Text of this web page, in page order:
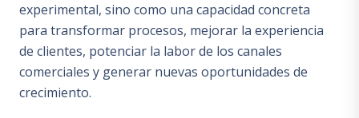
experimental, sino como una capacidad concreta
para transformar procesos, mejorar la experiencia
de clientes, potenciar la labor de los canales
comerciales y generar nuevas oportunidades de
crecimiento.